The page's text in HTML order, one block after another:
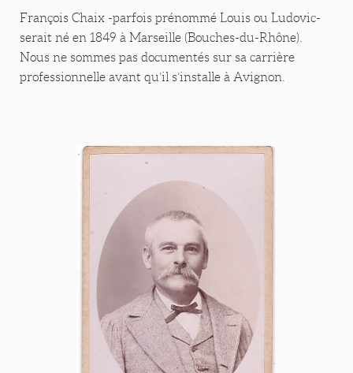
François Chaix -parfois prénommé Louis ou Ludovic-
serait né en 1849 à Marseille (Bouches-du-Rhône).
Nous ne sommes pas documentés sur sa carrière
professionnelle avant qu’il s’installe à Avignon.